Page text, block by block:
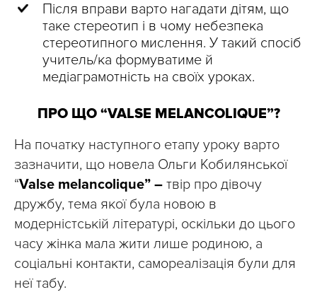
Після вправи варто нагадати дітям, що
таке стереотип і в чому небезпека
стереотипного мислення. У такий спосіб
учитель/ка формуватиме й
медіаграмотність на своїх уроках.
ПРО ЩО “VALSE MELANCOLIQUE”?
На початку наступного етапу уроку варто
зазначити, що новела Ольги Кобилянської
“Valse melancolique” – твір про дівочу
дружбу, тема якої була новою в
модерністській літературі, оскільки до цього
часу жінка мала жити лише родиною, а
соціальні контакти, самореалізація були для
неї табу.